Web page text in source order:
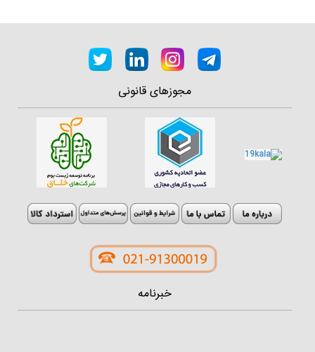
مجوزهای قانونی
خبرنامه